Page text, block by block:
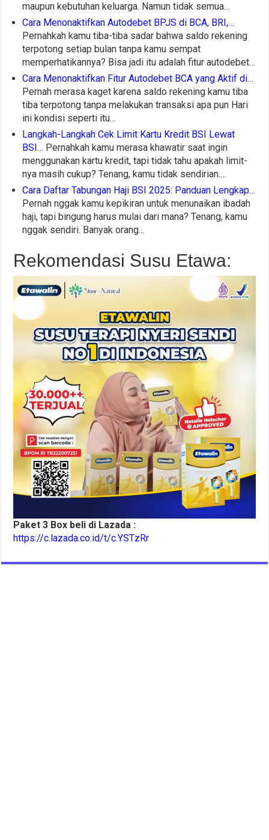
maupun kebutuhan keluarga. Namun tidak semua…
Cara Menonaktifkan Autodebet BPJS di BCA, BRI,…
Pernahkah kamu tiba-tiba sadar bahwa saldo rekening
terpotong setiap bulan tanpa kamu sempat
memperhatikannya? Bisa jadi itu adalah fitur autodebet…
Cara Menonaktifkan Fitur Autodebet BCA yang Aktif di…
Pernah merasa kaget karena saldo rekening kamu tiba
tiba terpotong tanpa melakukan transaksi apa pun Hari
ini kondisi seperti itu…
Langkah-Langkah Cek Limit Kartu Kredit BSI Lewat
BSI… Pernahkah kamu merasa khawatir saat ingin
menggunakan kartu kredit, tapi tidak tahu apakah limit-
nya masih cukup? Tenang, kamu tidak sendirian.…
Cara Daftar Tabungan Haji BSI 2025: Panduan Lengkap…
Pernah nggak kamu kepikiran untuk menunaikan ibadah
haji, tapi bingung harus mulai dari mana? Tenang, kamu
nggak sendiri. Banyak orang…
Rekomendasi Susu Etawa:
Paket 3 Box beli di Lazada :
https://c.lazada.co.id/t/c.YSTzRr